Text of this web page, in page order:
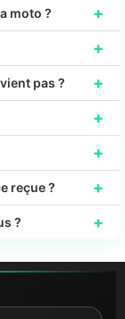
moto ? +
+
pas ? +
+
+
reçue ? +
? +